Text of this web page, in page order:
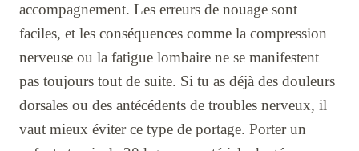
accompagnement. Les erreurs de nouage sont
faciles, et les conséquences comme la compression
nerveuse ou la fatigue lombaire ne se manifestent
pas toujours tout de suite. Si tu as déjà des douleurs
dorsales ou des antécédents de troubles nerveux, il
vaut mieux éviter ce type de portage. Porter un